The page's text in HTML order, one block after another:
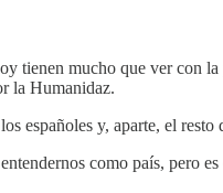
tienen mucho que ver con
la Humanidaz.
españoles y, aparte, el resto
como país, pero